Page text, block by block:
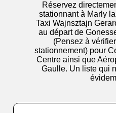
Réservez
stationnant à Marly
Taxi Wajnsztajn
au départ de
(Pensez à
stationnement) pour
Centre ainsi que
Gaulle. Un liste qui